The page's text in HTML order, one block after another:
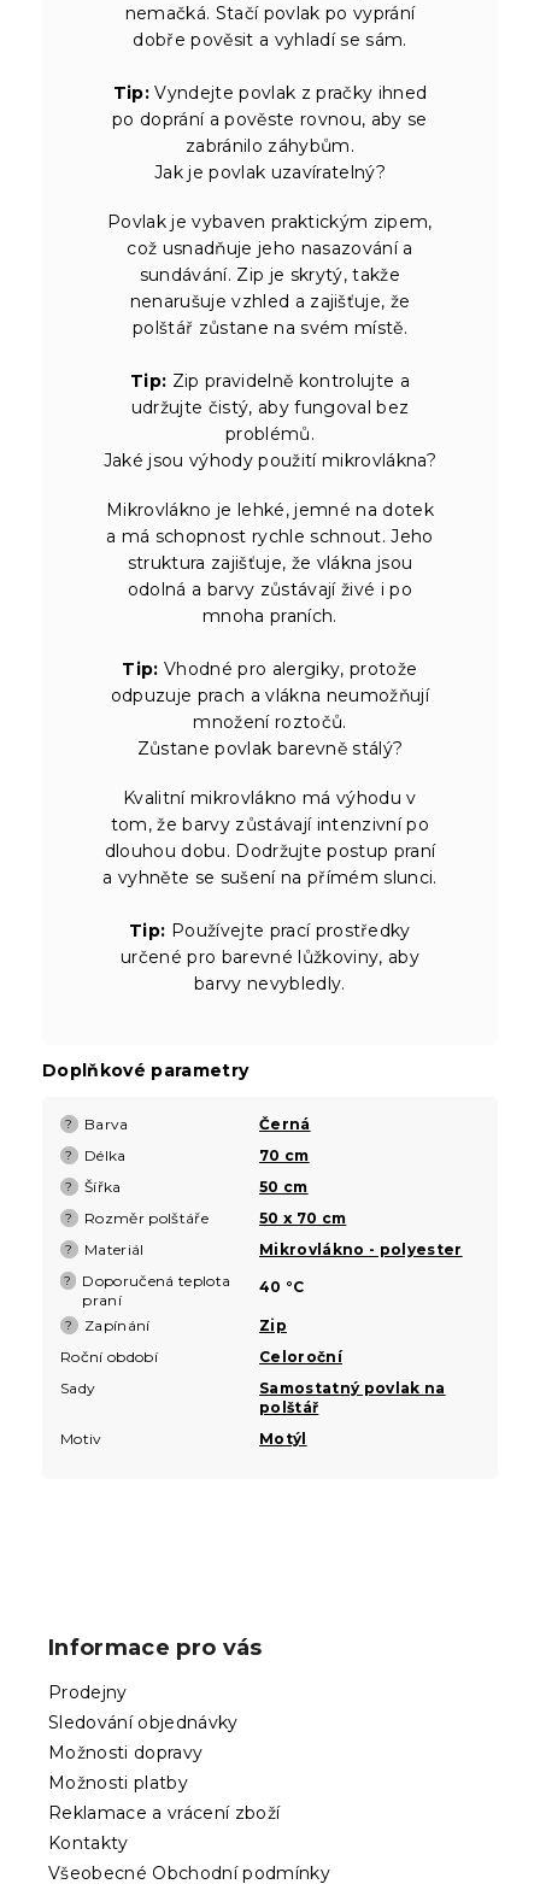
nemačká. Stačí povlak po vyprání
dobře pověsit a vyhladí se sám.
Tip: Vyndejte povlak z pračky ihned
po doprání a pověste rovnou, aby se
zabránilo záhybům.
Jak je povlak uzavíratelný?
Povlak je vybaven praktickým zipem,
což usnadňuje jeho nasazování a
sundávání. Zip je skrytý, takže
nenarušuje vzhled a zajišťuje, že
polštář zůstane na svém místě.
Tip: Zip pravidelně kontrolujte a
udržujte čistý, aby fungoval bez
problémů.
Jaké jsou výhody použití mikrovlákna?
Mikrovlákno je lehké, jemné na dotek
a má schopnost rychle schnout. Jeho
struktura zajišťuje, že vlákna jsou
odolná a barvy zůstávají živé i po
mnoha praních.
Tip: Vhodné pro alergiky, protože
odpuzuje prach a vlákna neumožňují
množení roztočů.
Zůstane povlak barevně stálý?
Kvalitní mikrovlákno má výhodu v
tom, že barvy zůstávají intenzivní po
dlouhou dobu. Dodržujte postup praní
a vyhněte se sušení na přímém slunci.
Tip: Používejte prací prostředky
určené pro barevné lůžkoviny, aby
barvy nevybledly.
Doplňkové parametry
? Barva Černá
? Délka 70 cm
? Šířka 50 cm
? Rozměr polštáře 50 x 70 cm
? Materiál Mikrovlákno - polyester
?
Doporučená teplota
praní
40 °C
? Zapínání
Zip
Roční období
Celoroční
Sady
Samostatný povlak na
polštář
Motiv
Motýl
Informace pro vás
Prodejny
Sledování objednávky
Možnosti dopravy
Možnosti platby
Reklamace a vrácení zboží
Kontakty
Všeobecné Obchodní podmínky